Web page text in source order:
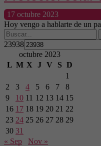
17 octubre 2023
Hoy vengo a hablarte de un
23938
octubre 2023
L M X J V S D
1
2
3 4 5 6 7
8
9
10 11 12 13 14 15
16 17 18 19 20 21 22
23 24 25 26 27 28 29
30 31
« Sep
Nov »